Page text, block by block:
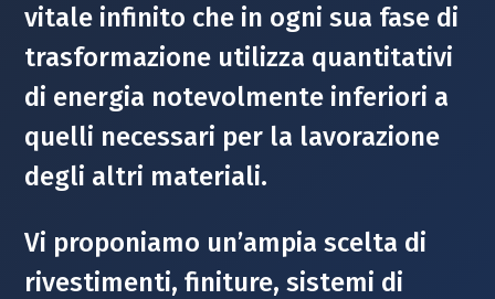
vitale infinito che in ogni sua fase di
trasformazione utilizza quantitativi
di energia notevolmente inferiori a
quelli necessari per la lavorazione
degli altri materiali.
Vi proponiamo un’ampia scelta di
rivestimenti, finiture, sistemi di